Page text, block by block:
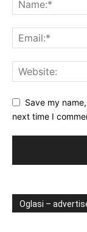
Save my
next time I
Oglasi –